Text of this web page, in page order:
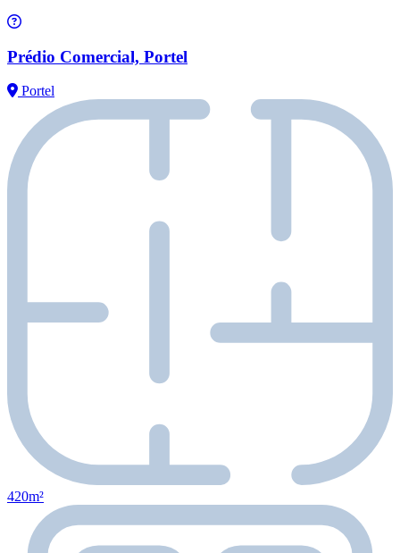
Prédio Comercial, Portel
Portel
420m²